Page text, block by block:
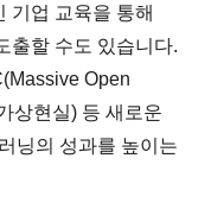
기업 교육을 통해
출할 수도 있습니다.
Open
상현실) 등 새로운
닝의 성과를 높이는